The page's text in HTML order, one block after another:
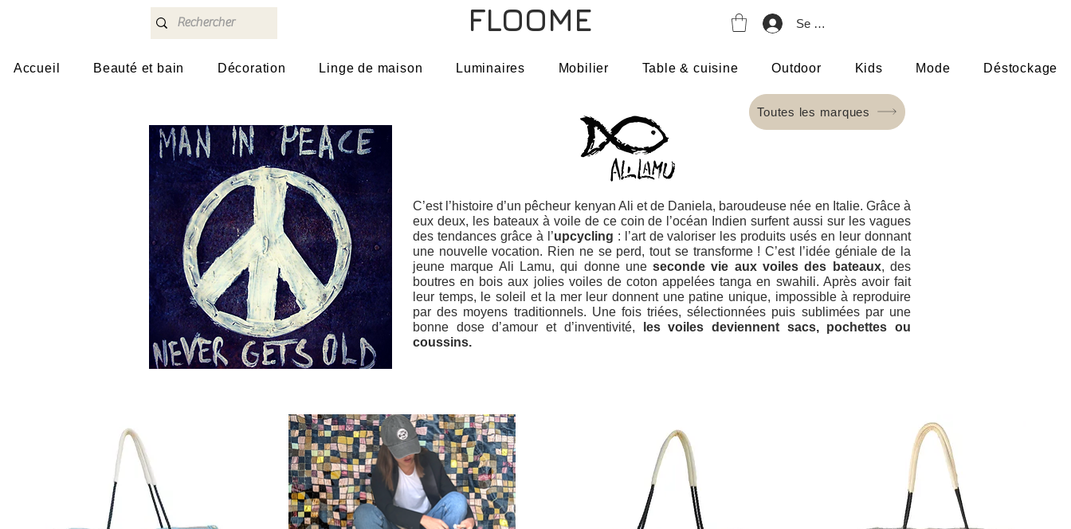
FLOOME Se connecter
Accueil Beauté et bain Décoration Linge de maison Luminaires Mobilier Table & cuisine Outdoor Kids Mode Déstockage
Toutes les marques
C’est l’histoire d’un pêcheur kenyan Ali et de Daniela, baroudeuse née en Italie. Grâce à
eux deux, les bateaux à voile de ce coin de l’océan Indien surfent aussi sur les vagues
des tendances grâce à l’upcycling : l’art de valoriser les produits usés en leur donnant
une nouvelle vocation. Rien ne se perd, tout se transforme ! C’est l’idée géniale de la
jeune marque Ali Lamu, qui donne uneseconde vie aux voiles des bateaux, des
boutres en bois aux jolies voiles de coton appelées tanga en swahili. Après avoir fait
leur temps, le soleil et la mer leur donnent une patine unique, impossible à reproduire
par des moyens traditionnels. Une fois triées, sélectionnées puis sublimées par une
bonne dose d’amour et d’inventivité,
les voiles deviennent sacs, pochettes ou
coussins.